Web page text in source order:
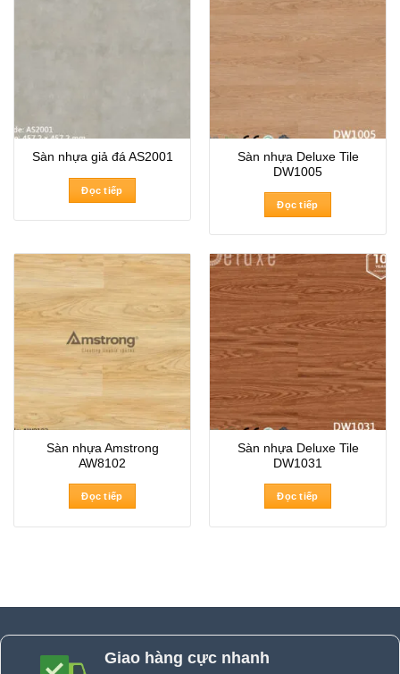
Sàn nhựa giả đá AS2001
Đọc tiếp
Sàn nhựa Deluxe Tile
DW1005
Đọc tiếp
Sàn nhựa Amstrong
AW8102
Đọc tiếp
Sàn nhựa Deluxe Tile
DW1031
Đọc tiếp
Giao hàng cực nhanh